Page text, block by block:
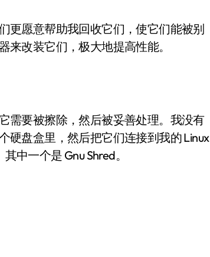
更愿意帮助我回收它们，使它们能被别
改装它们，极大地提高性能。
需要被擦除，然后被妥善处理。我没有
硬盘盒里，然后把它们连接到我的 Linux
中一个是 Gnu Shred。